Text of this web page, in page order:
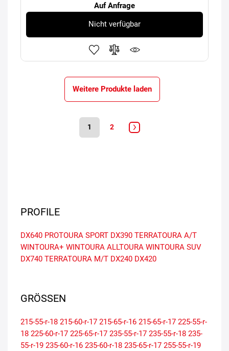
Auf Anfrage
Nicht verfügbar
Weitere Produkte laden
1 2
PROFILE
DX640 PROTOURA SPORT DX390 TERRATOURA A/T
WINTOURA+ WINTOURA ALLTOURA WINTOURA SUV
DX740 TERRATOURA M/T DX240 DX420
GRÖSSEN
215-55-r-18 215-60-r-17 215-65-r-16 215-65-r-17 225-55-r-
18 225-60-r-17 225-65-r-17 235-55-r-17 235-55-r-18 235-
55-r-19 235-60-r-16 235-60-r-18 235-65-r-17 255-55-r-19